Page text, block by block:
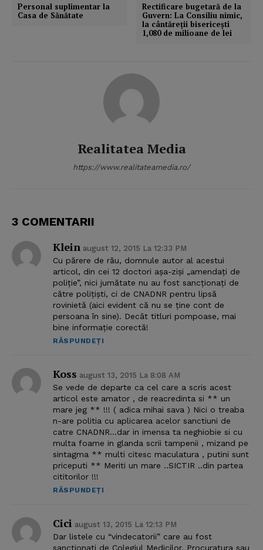
Personal suplimentar la
Casa de Sănătate
Rectificare bugetară de la
Guvern: La Consiliu nimic,
la cântăreţii bisericeşti
1,080 de milioane de lei
Realitatea Media
https://www.realitateamedia.ro/
3 COMENTARII
Klein august 12, 2015 La 12:33 PM
Cu părere de rău, domnule autor al acestui
articol, din cei 12 doctori așa-ziși „amendați de
poliție”, nici jumătate nu au fost sancționați de
către polițiști, ci de CNADNR pentru lipsă
rovinietă (aici evident că nu se ține cont de
persoana în sine). Decât titluri pompoase, mai
bine informație corectă!
RĂSPUNDEȚI
Koss august 13, 2015 La 8:08 AM
Se vede de departe ca cel care a scris acest
articol este amator , de reacredinta si ** un
mare jeg ** !!! ( adica mihai sava ) Nici o treaba
n-are politia cu aplicarea acelor sanctiuni de
catre CNADNR…dar in imensa ta neghiobie si cu
multa foame in glanda scrii tampenii , mizand pe
sintagma ** multi citesc maculatura , putini sunt
priceputi ** Meriti un mare ..SICTIR ..din partea
cititorilor !!!
RĂSPUNDEȚI
Cici august 13, 2015 La 12:13 PM
Dar listele cu “vindecatorii” care au fost
sanctionati de Colegiul Medicilor, Procuratura sau